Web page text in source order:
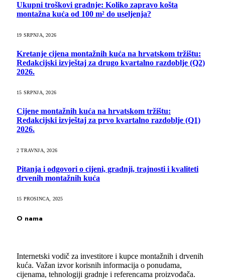
Ukupni troškovi gradnje: Koliko zapravo košta
montažna kuća od 100 m² do useljenja?
19 SRPNJA, 2026
Kretanje cijena montažnih kuća na hrvatskom tržištu:
Redakcijski izvještaj za drugo kvartalno razdoblje (Q2)
2026.
15 SRPNJA, 2026
Cijene montažnih kuća na hrvatskom tržištu:
Redakcijski izvještaj za prvo kvartalno razdoblje (Q1)
2026.
2 TRAVNJA, 2026
Pitanja i odgovori o cijeni, gradnji, trajnosti i kvaliteti
drvenih montažnih kuća
15 PROSINCA, 2025
O nama
Internetski vodič za investitore i kupce montažnih i drvenih
kuća. Važan izvor korisnih informacija o ponudama,
cijenama, tehnologiji gradnje i referencama proizvođača.